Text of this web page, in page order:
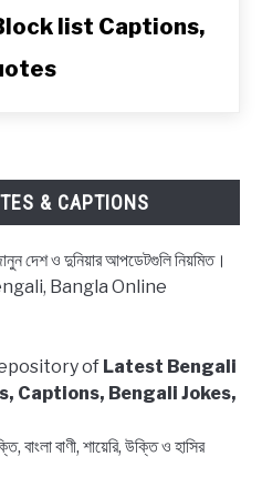
list Captions,
& CAPTIONS
দেশ ও দুনিয়ার আপডেটগুলি নিয়মিত।
Bangla Online
of Latest Bengali
Captions, Bengali Jokes,
বাংলা বাণী, শায়েরি, উক্তি ও হাসির